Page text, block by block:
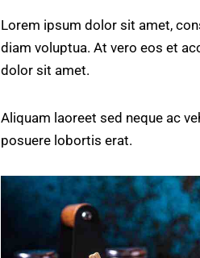
Lorem ipsum dolor sit amet,
diam voluptua. At vero eos et
dolor sit amet.
Aliquam laoreet sed neque ac
posuere lobortis erat.